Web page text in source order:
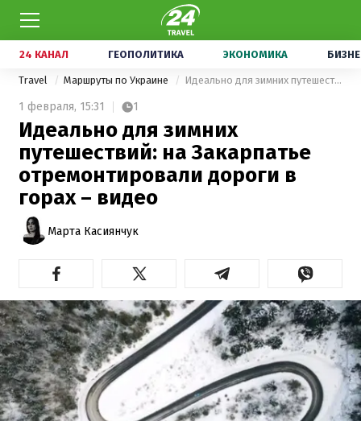
24 КАНАЛ ГЕОПОЛИТИКА ЭКОНОМИКА
Travel Маршруты по Украине Идеально для зимних путешествий: на Закарпатье отремонтировали дороги в горах – видео
1 февраля, 15:31 1
Идеально для зимних
путешествий: на Закарпатье
отремонтировали дороги в
горах – видео
Марта Касиянчук